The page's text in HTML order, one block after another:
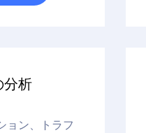
分析
ョン、トラフ